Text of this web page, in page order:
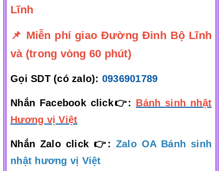
Lĩnh
📌 Miễn phí giao Đường Đinh Bộ Lĩnh
và (trong vòng 60 phút)
Gọi SDT (có zalo): 0936901789
Nhắn Facebook click👉: Bánh sinh nhật
Hương vị Việt
Nhắn Zalo click 👉: Zalo OA Bánh sinh
nhật hương vị Việt